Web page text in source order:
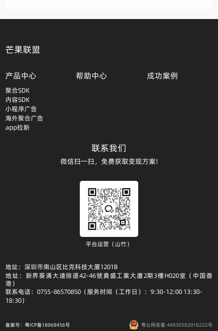
芒果联盟
产品中心
聚合SDK
内容SDK
小程序广告
海外聚合广告
app拉新
帮助中心 成功案例
联系我们
微信扫一扫，免费获取变现方案!
平台运营（山竹）
地址：深圳市南山区比克科技大厦1201B
地址：新界葵涌大連排道42-46號貴盛工業大廈2期3樓H020室（中国香
港）
联系电话：0755-86570850（服务时间（工作日）：9:30-12:00 13:30-
18:30）
备案号：粤ICP备18068456号 粤公网安备 44030502010222号